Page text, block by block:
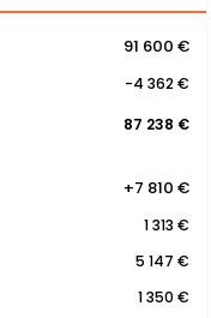
91 600 €
-4 362 €
87 238 €
+7 810 €
1 313 €
5 147 €
1 350 €